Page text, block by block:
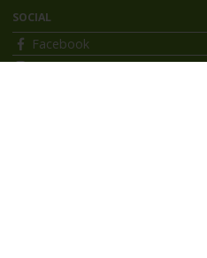
SOCIAL
Facebook
Instagram